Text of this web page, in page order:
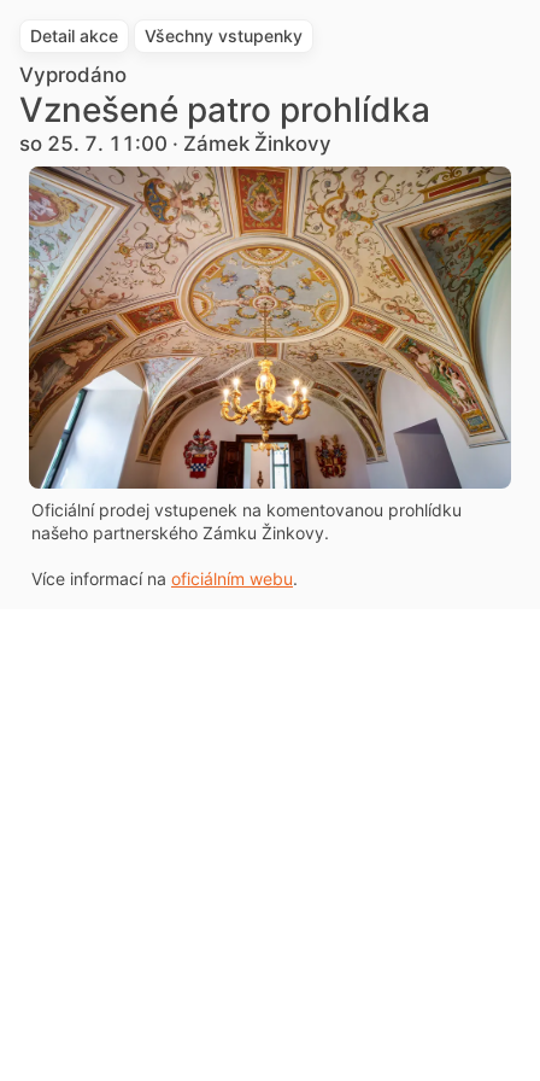
Detail akce Všechny vstupenky
Vyprodáno
Vznešené patro prohlídka
so 25. 7. 11:00 · Zámek Žinkovy
Oficiální prodej vstupenek na komentovanou prohlídku
našeho partnerského Zámku Žinkovy.
Více informací na oficiálním webu.